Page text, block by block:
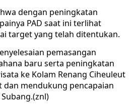
dengan peningkatan
PAD saat ini terlihat
target yang telah ditentukan.
pemasangan
baru serta peningkatan
ke Kolam Renang Ciheuleut
mendukung pencapaian